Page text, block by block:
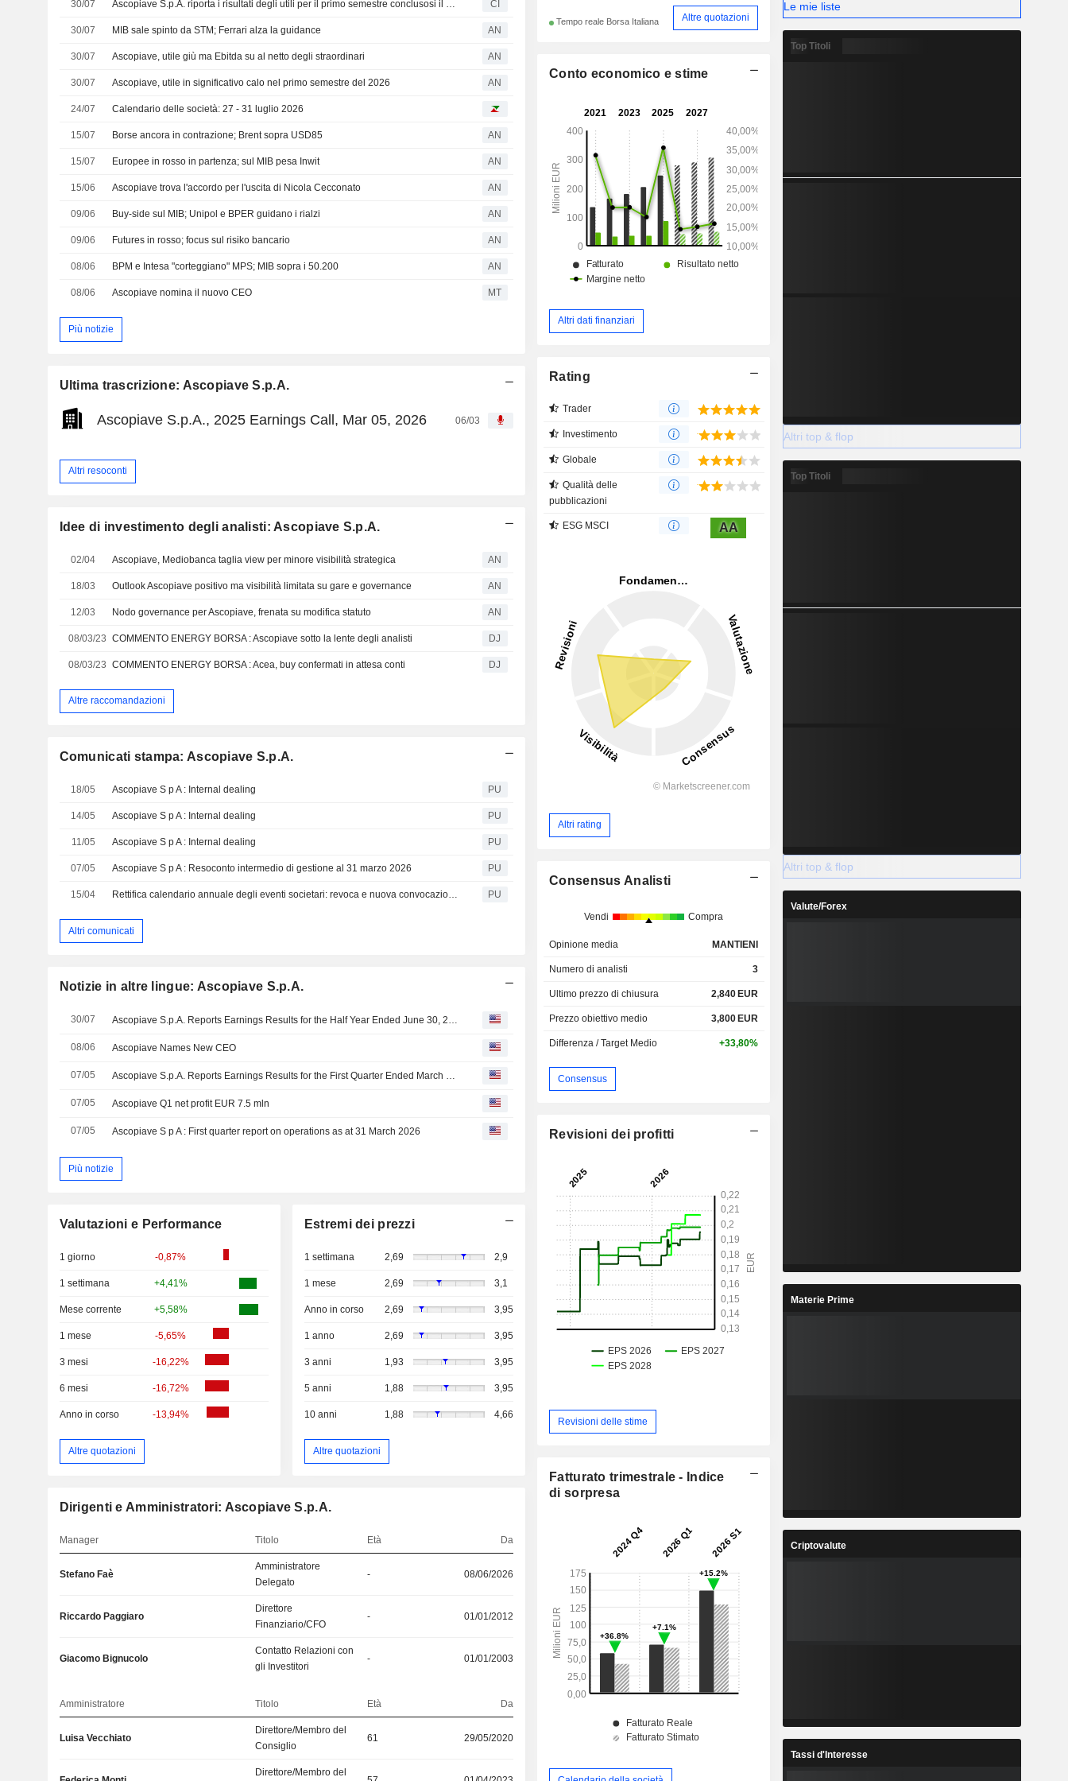
30/07 Ascopiave S.p.A. riporta i risultati degli utili per il primo semestre conclusosi il 30 giugno 2026 CI
30/07 MIB sale spinto da STM; Ferrari alza la guidance AN
30/07 Ascopiave, utile giù ma Ebitda su al netto degli straordinari AN
30/07 Ascopiave, utile in significativo calo nel primo semestre del 2026 AN
24/07 Calendario delle società: 27 - 31 luglio 2026
15/07 Borse ancora in contrazione; Brent sopra USD85 AN
15/07 Europee in rosso in partenza; sul MIB pesa Inwit AN
15/06 Ascopiave trova l'accordo per l'uscita di Nicola Cecconato AN
09/06 Buy-side sul MIB; Unipol e BPER guidano i rialzi AN
09/06 Futures in rosso; focus sul risiko bancario AN
08/06 BPM e Intesa "corteggiano" MPS; MIB sopra i 50.200 AN
08/06 Ascopiave nomina il nuovo CEO MT
Più notizie
Ultima trascrizione: Ascopiave S.p.A.
Ascopiave S.p.A., 2025 Earnings Call, Mar 05, 2026 06/03
Altri resoconti
Idee di investimento degli analisti: Ascopiave S.p.A.
02/04 Ascopiave, Mediobanca taglia view per minore visibilità strategica AN
18/03 Outlook Ascopiave positivo ma visibilità limitata su gare e governance AN
12/03 Nodo governance per Ascopiave, frenata su modifica statuto AN
08/03/23 COMMENTO ENERGY BORSA : Ascopiave sotto la lente degli analisti DJ
08/03/23 COMMENTO ENERGY BORSA : Acea, buy confermati in attesa conti DJ
Altre raccomandazioni
Comunicati stampa: Ascopiave S.p.A.
18/05 Ascopiave S p A : Internal dealing PU
14/05 Ascopiave S p A : Internal dealing PU
11/05 Ascopiave S p A : Internal dealing PU
07/05 Ascopiave S p A : Resoconto intermedio di gestione al 31 marzo 2026 PU
15/04 Rettifica calendario annuale degli eventi societari: revoca e nuova convocazione dell’Assemblea Ordinaria dei Soci PU
Altri comunicati
Notizie in altre lingue: Ascopiave S.p.A.
30/07 Ascopiave S.p.A. Reports Earnings Results for the Half Year Ended June 30, 2026
08/06 Ascopiave Names New CEO
07/05 Ascopiave S.p.A. Reports Earnings Results for the First Quarter Ended March 31, 2026
07/05 Ascopiave Q1 net profit EUR 7.5 mln
07/05 Ascopiave S p A : First quarter report on operations as at 31 March 2026
Più notizie
Valutazioni e Performance
1 giorno -0,87%
1 settimana +4,41%
Mese corrente +5,58%
1 mese -5,65%
3 mesi -16,22%
6 mesi -16,72%
Anno in corso -13,94%
Altre quotazioni
Estremi dei prezzi
1 settimana 2,69 2,9
1 mese 2,69 3,1
Anno in corso 2,69 3,95
1 anno 2,69 3,95
3 anni 1,93 3,95
5 anni 1,88 3,95
10 anni 1,88 4,66
Altre quotazioni
Dirigenti e Amministratori: Ascopiave S.p.A.
Manager Titolo Età Da
Stefano Faè
Amministratore
Delegato
- 08/06/2026
Riccardo Paggiaro
Direttore
Finanziario/CFO
- 01/01/2012
Giacomo Bignucolo
Contatto Relazioni con
gli Investitori
- 01/01/2003
Amministratore Titolo Età Da
Luisa Vecchiato
Direttore/Membro del
Consiglio
61 29/05/2020
Direttore/Membro del
Tempo reale Borsa Italiana Altre quotazioni
Conto economico e stime
Altri dati finanziari
Rating
Trader
Investimento
Globale
Qualità delle
pubblicazioni
ESG MSCI AA
Altri rating
Consensus Analisti
Vendi Compra
Opinione media MANTIENI
Numero di analisti 3
Ultimo prezzo di chiusura 2,840 EUR
Prezzo obiettivo medio 3,800 EUR
Differenza / Target Medio +33,80%
Consensus
Revisioni dei profitti
Revisioni delle stime
Fatturato trimestrale - Indice
di sorpresa
Le mie liste
Top Titoli
Altri top & flop
Top Titoli
Altri top & flop
Valute/Forex
Materie Prime
Criptovalute
Tassi d'Interesse